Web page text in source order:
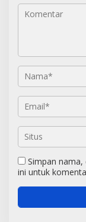
Simpan
ini untuk